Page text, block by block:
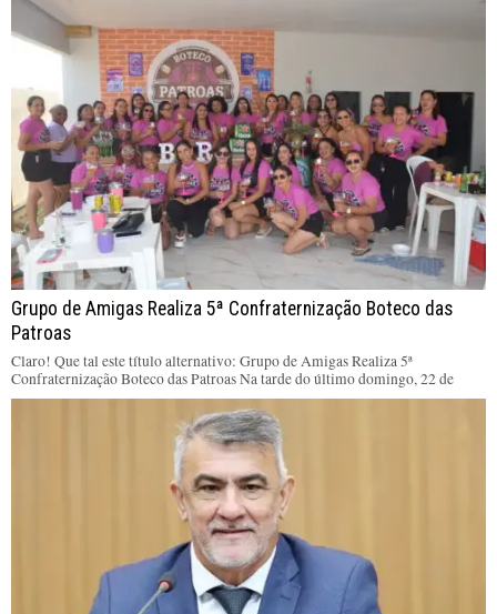
Grupo de Amigas Realiza 5ª Confraternização Boteco das
Patroas
Claro! Que tal este título alternativo: Grupo de Amigas Realiza 5ª
Confraternização Boteco das Patroas Na tarde do último domingo, 22 de